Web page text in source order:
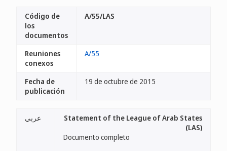
Código de
los
documentos
A/55/LAS
Reuniones
conexos
A/55
Fecha de
publicación
19 de octubre de 2015
عربي
Statement of the League of Arab States
(LAS)
Documento completo